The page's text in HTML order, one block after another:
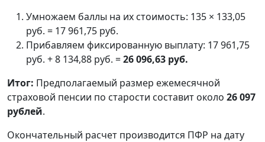
Умножаем баллы на их стоимость: 135 × 133,05
руб. = 17 961,75 руб.
Прибавляем фиксированную выплату: 17 961,75
руб. + 8 134,88 руб. =26 096,63 руб.
Итог: Предполагаемый размер ежемесячной
страховой пенсии по старости составит около 26 097
рублей.
Окончательный расчет производится ПФР на дату